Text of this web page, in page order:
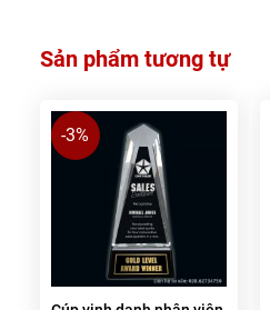
Sản phẩm tương tự
-3%